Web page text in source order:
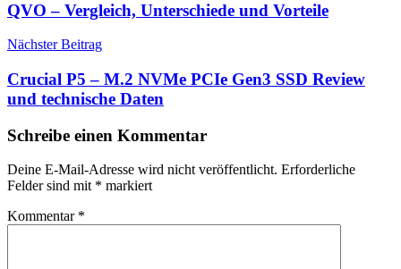
QVO – Vergleich, Unterschiede und Vorteile
Nächster Beitrag
Crucial P5 – M.2 NVMe PCIe Gen3 SSD Review
und technische Daten
Schreibe einen Kommentar
Deine E-Mail-Adresse wird nicht veröffentlicht. Erforderliche
Felder sind mit * markiert
Kommentar *